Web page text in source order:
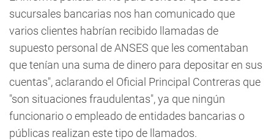
sucursales bancarias nos han comunicado que
varios clientes habrían recibido llamadas de
supuesto personal de ANSES que les comentaban
que tenían una suma de dinero para depositar en sus
cuentas", aclarando el Oficial Principal Contreras que
"son situaciones fraudulentas", ya que ningún
funcionario o empleado de entidades bancarias o
públicas realizan este tipo de llamados.